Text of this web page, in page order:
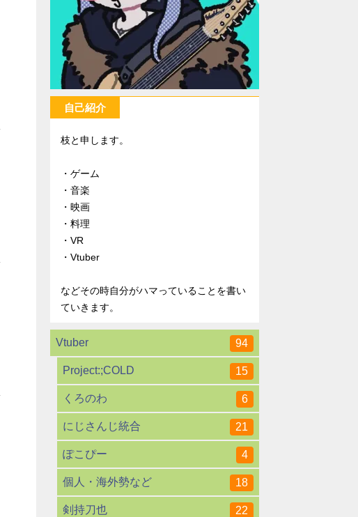
自己紹介
枝と申します。
・ゲーム
・音楽
・映画
・料理
・VR
・Vtuber
などその時自分がハマっていることを書い
ていきます。
Vtuber 94
Project:;COLD 15
くろのわ 6
にじさんじ統合 21
ぽこぴー 4
個人・海外勢など 18
剣持刀也 22